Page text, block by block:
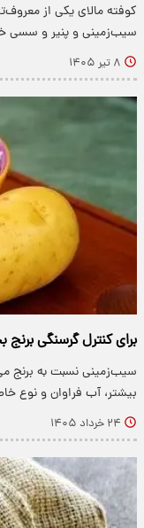
کوفته مالای یکی از
سیب‌زمینی و پنیر و سسی
۸ تیر ۱۴۰۵
برای کنترل گرسنگی
سیب‌زمینی نسبت به برنج
بیشتر، آب فراوان و نوع
۲۴ خرداد ۱۴۰۵